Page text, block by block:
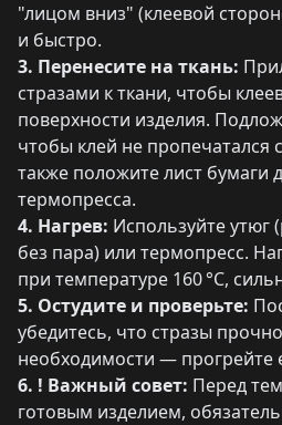
"лицом вниз" (клеевой
и быстро.
3. Перенесите на ткань:
стразами к ткани, чтобы
поверхности изделия.
чтобы клей не пропечатался
также положите лист бумаги
термопресса.
4. Нагрев: Используйте утюг
без пара) или термопресс.
при температуре 160 °C,
5. Остудите и проверьте:
убедитесь, что стразы
необходимости — прогрейте
6. ! Важный совет: Перед
готовым изделием,